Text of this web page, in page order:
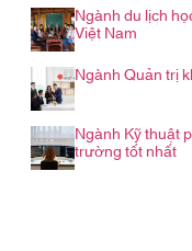
Ngành du lịch
Việt Nam
Ngành Quản trị
Ngành Kỹ thuật
trường tốt nhất